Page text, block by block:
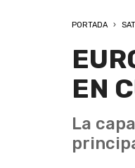
PORTADA
EN
La